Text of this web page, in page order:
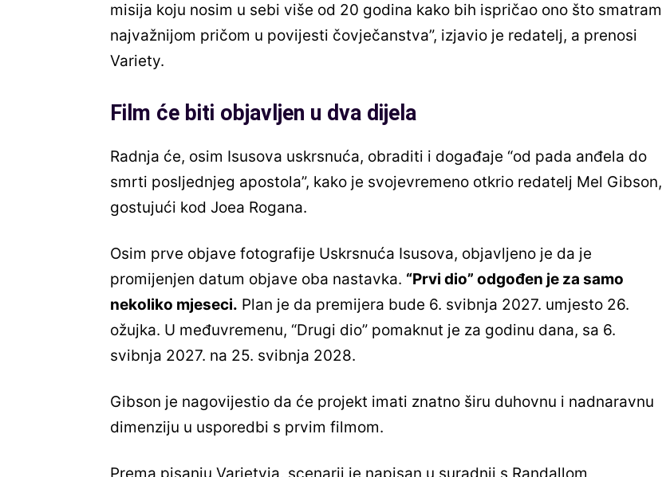
misija koju nosim u sebi više od 20 godina kako bih ispričao ono što smatram
najvažnijom pričom u povijesti čovječanstva”, izjavio je redatelj, a prenosi
Variety.
Film će biti objavljen u dva dijela
Radnja će, osim Isusova uskrsnuća, obraditi i događaje “od pada anđela do
smrti posljednjeg apostola”, kako je svojevremeno otkrio redatelj Mel Gibson,
gostujući kod Joea Rogana.
Osim prve objave fotografije Uskrsnuća Isusova, objavljeno je da je
promijenjen datum objave oba nastavka. “Prvi dio” odgođen je za samo
nekoliko mjeseci. Plan je da premijera bude 6. svibnja 2027. umjesto 26.
ožujka. U međuvremenu, “Drugi dio” pomaknut je za godinu dana, sa 6.
svibnja 2027. na 25. svibnja 2028.
Gibson je nagovijestio da će projekt imati znatno širu duhovnu i nadnaravnu
dimenziju u usporedbi s prvim filmom.